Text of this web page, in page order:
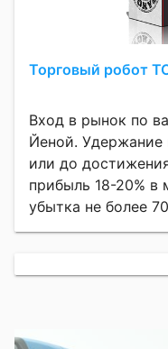
Торговый робот
Вход в рынок по
Йеной. Удержание
или до
прибыль 18-20% в
убытка не более